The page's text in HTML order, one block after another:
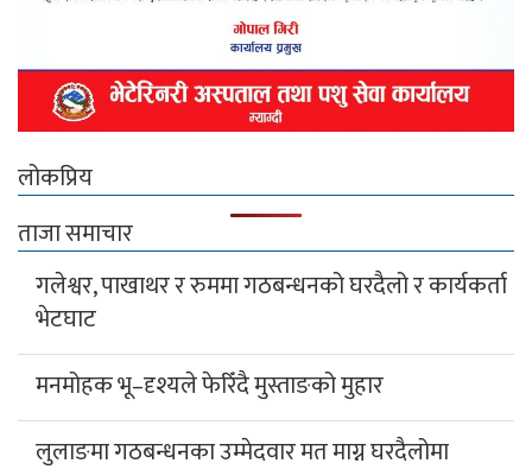
लोकप्रिय
ताजा समाचार
गलेश्वर, पाखाथर र रुममा गठबन्धनको घरदैलो र कार्यकर्ता
भेटघाट
मनमोहक भू–दृश्यले फेरिँदै मुस्ताङको मुहार
लुलाङमा गठबन्धनका उम्मेदवार मत माग्न घरदैलोमा